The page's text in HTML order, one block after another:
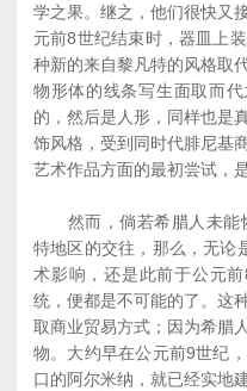
学之果。继之，他们很快又
元前8世纪结束时，器皿上
种新的来自黎凡特的风格取
物形体的线条写生面取而
的，然后是人形，同样也是
饰风格，受到同时代腓尼基
艺术作品方面的最初尝试，
然而，倘若希腊人未能
特地区的交往，那么，无论
术影响，还是此前于公元
统，便都是不可能的了。这
取商业贸易方式；因为希腊
物。大约早在公元前9世纪
口的阿尔米纳，就已经实地